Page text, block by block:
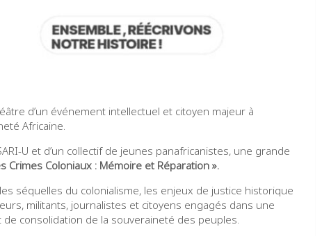
d’un événement intellectuel et citoyen majeur à
Africaine.
U et d’un collectif de jeunes panafricanistes, une grande
Crimes Coloniaux : Mémoire et Réparation ».
séquelles du colonialisme, les enjeux de justice historique
militants, journalistes et citoyens engagés dans une
consolidation de la souveraineté des peuples.